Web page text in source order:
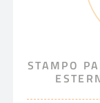
STAMPO